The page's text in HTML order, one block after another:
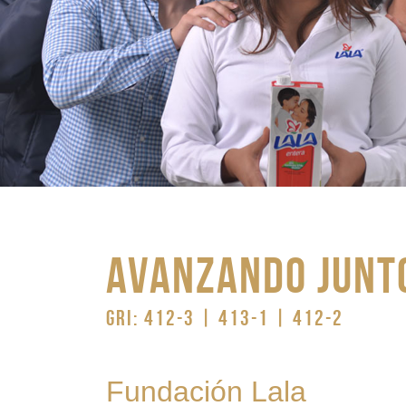
AVANZANDO
GRI: 412-3 | 413-1 | 412-2
Fundación Lala